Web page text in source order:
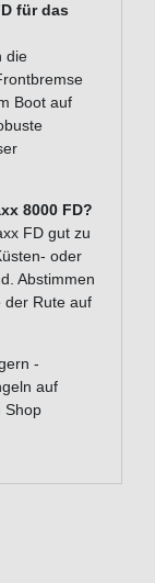
für das
die
Boot auf
8000 FD?
FD gut zu
oder
Abstimmen
der Rute auf
-
auf
Shop